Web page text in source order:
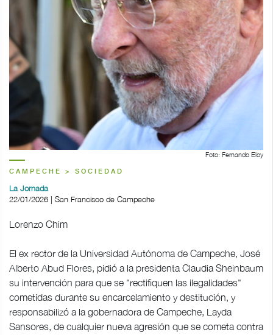
Foto: Fernando Eloy
CAMPECHE > SOCIEDAD
La Jornada
22/01/2026 | San Francisco de Campeche
Lorenzo Chim
El ex rector de la Universidad Autónoma de Campeche, José
Alberto Abud Flores, pidió a la presidenta Claudia Sheinbaum
su intervención para que se "rectifiquen las ilegalidades"
cometidas durante su encarcelamiento y destitución, y
responsabilizó a la gobernadora de Campeche, Layda
Sansores, de cualquier nueva agresión que se cometa contra